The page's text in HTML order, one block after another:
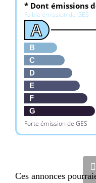
* Dont émissions
Faible émission de GES
A
B
C
D
E
F
G
Forte émission de GES
Ces annonces